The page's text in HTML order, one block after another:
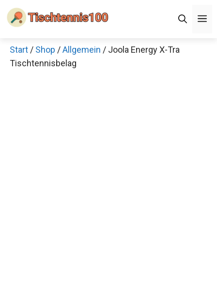
Zum
Inhalt
Start / Shop /Allgemein / Joola Energy X-Tra
Tischtennisbelag